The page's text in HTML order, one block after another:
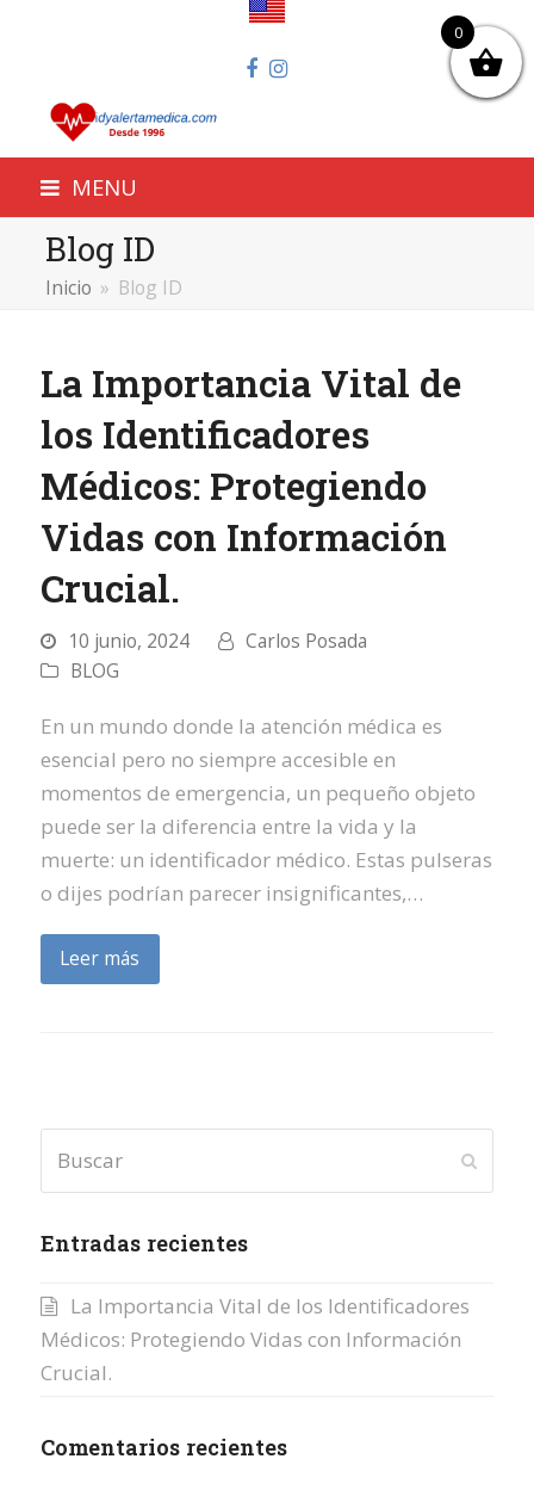
Facebook
Instagram
MENU
Blog ID
Inicio » Blog ID
La Importancia Vital de
los Identificadores
Médicos: Protegiendo
Vidas con Información
Crucial.
10 junio, 2024
Carlos Posada
BLOG
En un mundo donde la atención médica es
esencial pero no siempre accesible en
momentos de emergencia, un pequeño objeto
puede ser la diferencia entre la vida y la
muerte: un identificador médico. Estas pulseras
o dijes podrían parecer insignificantes,…
Leer más
Entradas recientes
La Importancia Vital de los Identificadores
Médicos: Protegiendo Vidas con Información
Crucial.
Comentarios recientes
0